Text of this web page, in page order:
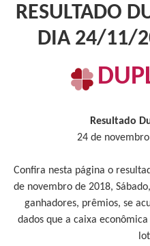
RESULTADO
DIA 24/11/
Resultado
24 de
Confira nesta página o
de novembro de 2018,
ganhadores, prêmios, se
dados que a caixa